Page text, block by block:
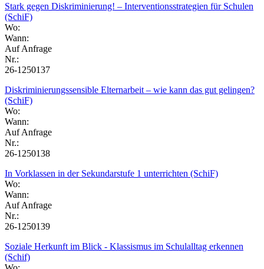
Stark gegen Diskriminierung! – Interventionsstrategien für Schulen
(SchiF)
Wo:
Wann:
Auf Anfrage
Nr.:
26-1250137
Diskriminierungssensible Elternarbeit – wie kann das gut gelingen?
(SchiF)
Wo:
Wann:
Auf Anfrage
Nr.:
26-1250138
In Vorklassen in der Sekundarstufe 1 unterrichten (SchiF)
Wo:
Wann:
Auf Anfrage
Nr.:
26-1250139
Soziale Herkunft im Blick - Klassismus im Schulalltag erkennen
(Schif)